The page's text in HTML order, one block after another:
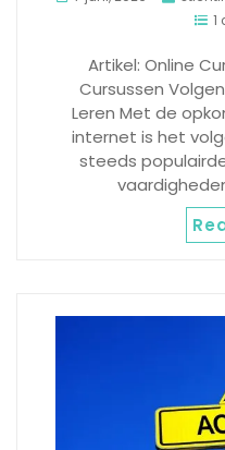
1
Artikel: Online
Cursussen
Leren Met de
internet is het
steeds